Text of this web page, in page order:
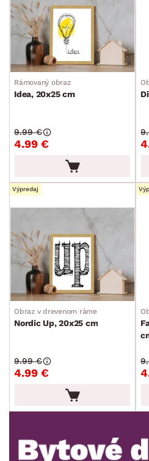
Tlačené obrazy na plátne
Rámované obrazy
Ručne maľované obrazy
Kovové obrazy
Detské obrazy
Hodiny
Bytové dekorácie
Kvety a kvetináče
Vôňe do bytu
Stolovanie a varenie
Záhradné doplnky
Osvetlenie
Drobné bytové doplnky
Veľká noc
FARBA
Rámovaný obraz
Idea, 20x25 cm
4.99 €
9.99 €
Výpredaj
Obraz v drevenom ráme
Nordic Up, 20x25 cm
4.99 €
9.99 €